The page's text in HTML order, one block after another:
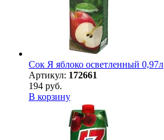
Сок Я яблоко осветленный 0,97л
Артикул: 172661
194 руб.
В корзину